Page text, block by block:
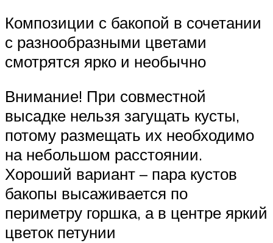
Композиции с бакопой в сочетании
с разнообразными цветами
смотрятся ярко и необычно
Внимание! При совместной
высадке нельзя загущать кусты,
потому размещать их необходимо
на небольшом расстоянии.
Хороший вариант – пара кустов
бакопы высаживается по
периметру горшка, а в центре яркий
цветок петунии